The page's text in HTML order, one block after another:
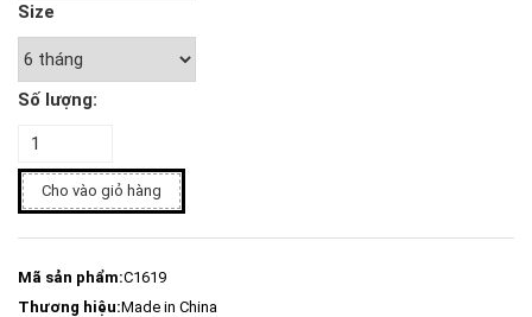
Size
Số lượng:
Cho vào giỏ hàng
Mã sản phẩm:C1619
Thương hiệu:Made in China